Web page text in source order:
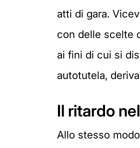
atti di gara.
con delle scelte
ai fini di cui si
autotutela,
Il ritardo
Allo stesso